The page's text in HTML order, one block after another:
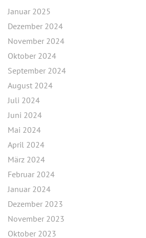
Januar 2025
Dezember 2024
November 2024
Oktober 2024
September 2024
August 2024
Juli 2024
Juni 2024
Mai 2024
April 2024
März 2024
Februar 2024
Januar 2024
Dezember 2023
November 2023
Oktober 2023